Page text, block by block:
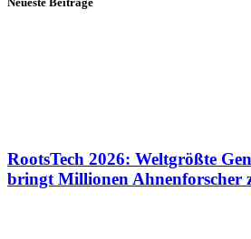
RootsTech 2026: Weltgrößte
bringt Millionen Ahnenforscher